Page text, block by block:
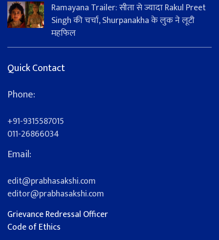
Ramayana Trailer: सीता से ज्यादा Rakul Preet
Singh की चर्चा, Shurpanakha के लुक ने लूटी
महफिल
Quick Contact
Phone:
+91-9315587015
011-26866034
Email:
edit@prabhasakshi.com
editor@prabhasakshi.com
Grievance Redressal Officer
Code of Ethics